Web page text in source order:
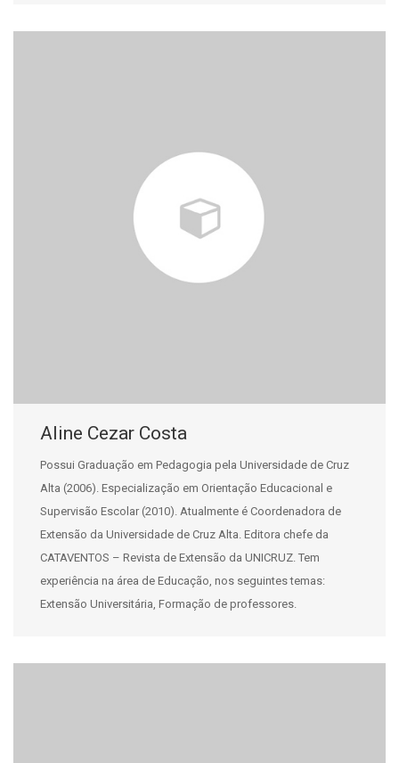
Aline Cezar Costa
Possui Graduação em Pedagogia pela Universidade de Cruz
Alta (2006). Especialização em Orientação Educacional e
Supervisão Escolar (2010). Atualmente é Coordenadora de
Extensão da Universidade de Cruz Alta. Editora chefe da
CATAVENTOS – Revista de Extensão da UNICRUZ. Tem
experiência na área de Educação, nos seguintes temas:
Extensão Universitária, Formação de professores.